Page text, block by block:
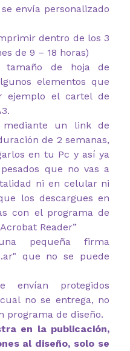
envía personalizado
dentro de los 3
de 9 – 18 horas)
tamaño de hoja de
elementos que
ejemplo el cartel de
mediante un link de
de 2 semanas,
en tu Pc y así ya
que no vas a
ni en celular ni
los descargues en
con el programa de
Reader”
pequeña firma
que no se puede
envían protegidos
no se entrega, no
programa de diseño.
en la publicación,
al diseño, solo se